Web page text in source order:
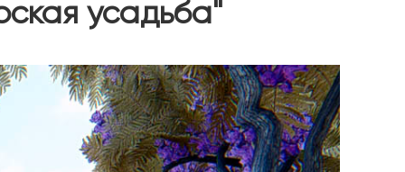
усадьба"